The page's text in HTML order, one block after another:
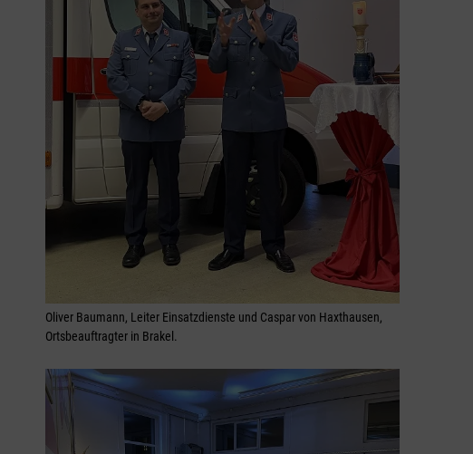
Oliver Baumann, Leiter Einsatzdienste und Caspar von Haxthausen,
Ortsbeauftragter in Brakel.